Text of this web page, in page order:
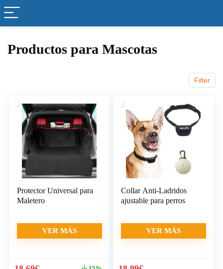
Productos para Mascotas
Filter
Protector Universal para
Maletero
VER MÁS
Collar Anti-Ladridos
ajustable para perros
VER MÁS